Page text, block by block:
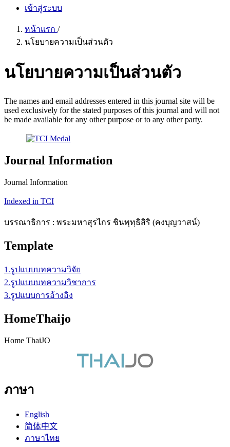
เข้าสู่ระบบ
หน้าแรก /
นโยบายความเป็นส่วนตัว
นโยบายความเป็นส่วนตัว
The names and email addresses entered in this journal site will be
used exclusively for the stated purposes of this journal and will not
be made available for any other purpose or to any other party.
Journal Information
Journal Information
Indexed in TCI
บรรณาธิการ : พระมหาสุรไกร ชินพุทฺธิสิริ (คงบุญวาสน์)
Template
1.รูปแบบบทความวิจัย
2.รูปแบบบทความวิชาการ
3.รูปแบบการอ้างอิง
HomeThaijo
Home ThaiJO
ภาษา
English
简体中文
ภาษาไทย